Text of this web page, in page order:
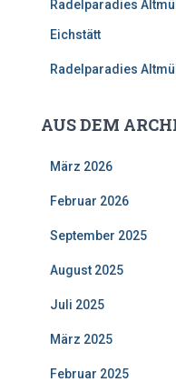
Radelparadies
Eichstätt
Radelparadies
AUS DEM
März 2026
Februar 2026
September 2025
August 2025
Juli 2025
März 2025
Februar 2025